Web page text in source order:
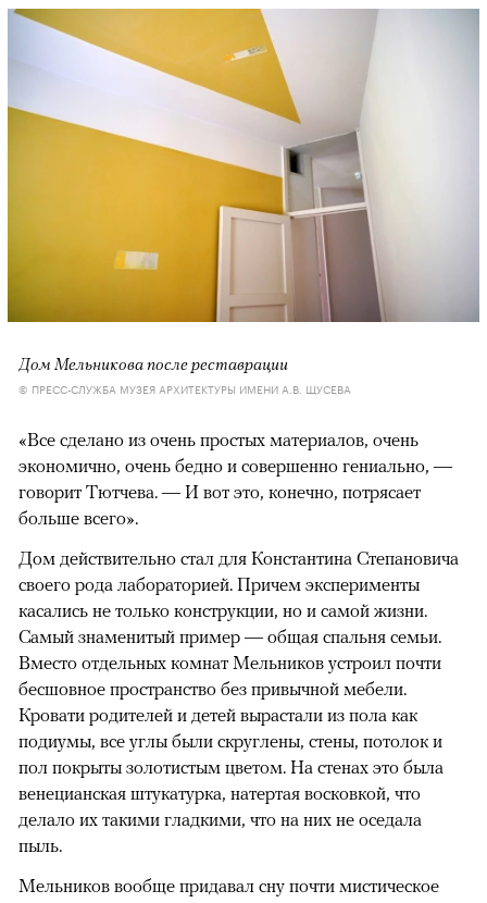
Дом Мельникова после реставрации
© ПРЕСС-СЛУЖБА МУЗЕЯ АРХИТЕКТУРЫ ИМЕНИ А.В. ЩУСЕВА
«Все сделано из очень простых материалов, очень
экономично, очень бедно и совершенно гениально, —
говорит Тютчева. — И вот это, конечно, потрясает
больше всего».
Дом действительно стал для Константина Степановича
своего рода лабораторией. Причем эксперименты
касались не только конструкции, но и самой жизни.
Самый знаменитый пример — общая спальня семьи.
Вместо отдельных комнат Мельников устроил почти
бесшовное пространство без привычной мебели.
Кровати родителей и детей вырастали из пола как
подиумы, все углы были скруглены, стены, потолок и
пол покрыты золотистым цветом. На стенах это была
венецианская штукатурка, натертая восковкой, что
делало их такими гладкими, что на них не оседала
пыль.
Мельников вообще придавал сну почти мистическое